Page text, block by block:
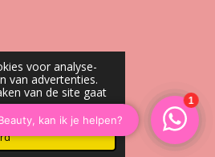
voor analyse-
van advertenties.
van de site gaat
fashion